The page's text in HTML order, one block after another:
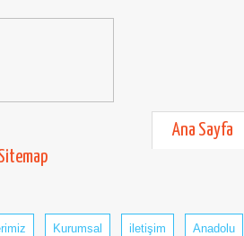
Ana Sayfa
Kurumsal iletişim Anadolu